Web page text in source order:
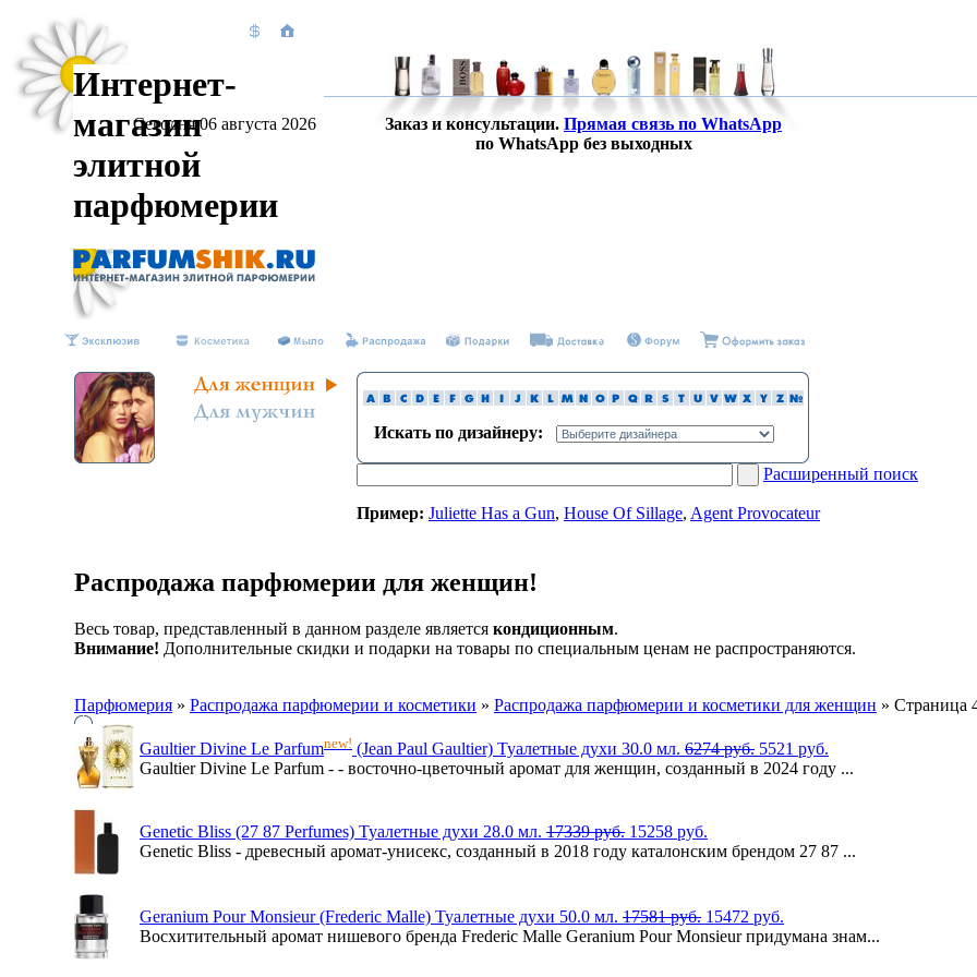
Интернет-
магазин
элитной
парфюмерии
Сегодня 06 августа 2026 Заказ и консультации. Прямая связь по WhatsApp
по WhatsApp без выходных
Искать по дизайнеру:
Расширенный поиск
Пример: Juliette Has a Gun, House Of Sillage, Agent Provocateur
Распродажа парфюмерии для женщин!
Весь товар, представленный в данном разделе является кондиционным.
Внимание! Дополнительные скидки и подарки на товары по специальным ценам не распространяются.
Парфюмерия » Распродажа парфюмерии и косметики » Распродажа парфюмерии и косметики для женщин » Страница
Gaultier Divine Le Parfumnew! (Jean Paul Gaultier) Туалетные духи 30.0 мл. 6274 руб. 5521 руб.
Gaultier Divine Le Parfum - - восточно-цветочный аромат для женщин, созданный в 2024 году ...
Genetic Bliss (27 87 Perfumes) Туалетные духи 28.0 мл. 17339 руб. 15258 руб.
Genetic Bliss - древесный аромат-унисекс, созданный в 2018 году каталонским брендом 27 87 ...
Geranium Pour Monsieur (Frederic Malle) Туалетные духи 50.0 мл. 17581 руб. 15472 руб.
Восхитительный аромат нишевого бренда Frederic Malle Geranium Pour Monsieur придумана знам...